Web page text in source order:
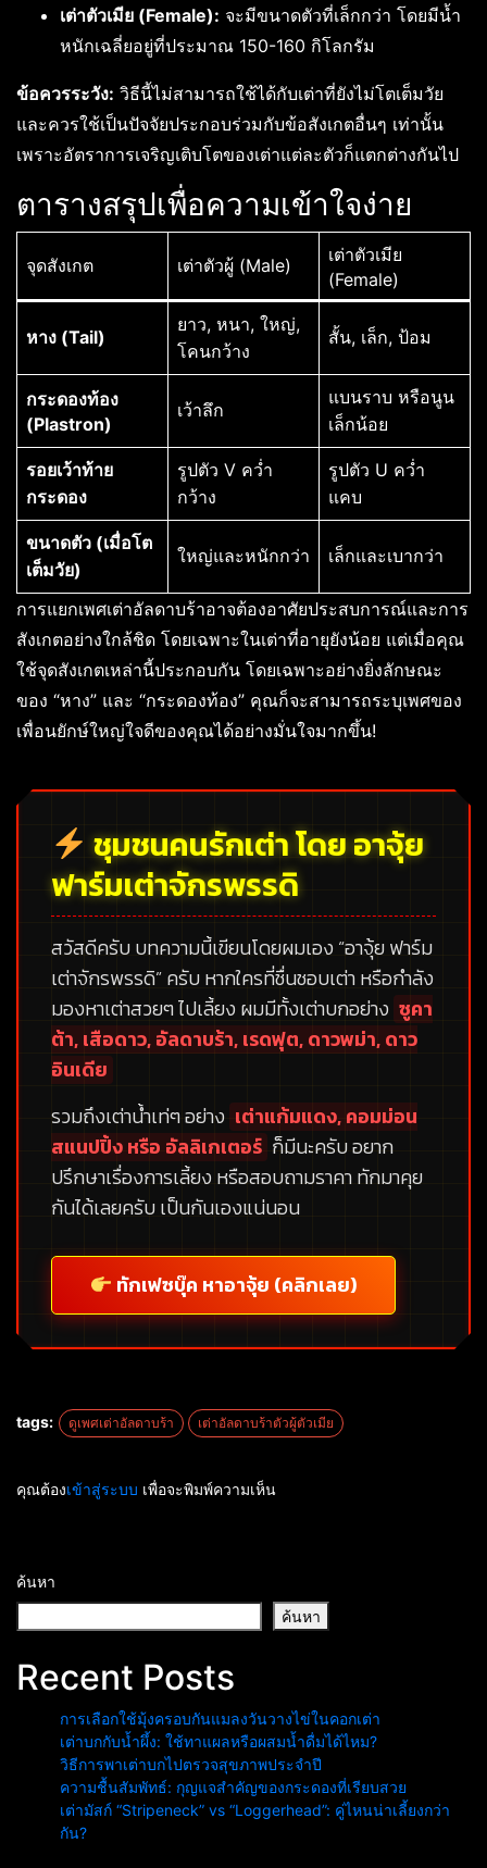
เต่าตัวเมีย (Female): จะมีขนาดตัวที่เล็กกว่า โดยมีน้ำ
หนักเฉลี่ยอยู่ที่ประมาณ 150-160 กิโลกรัม
ข้อควรระวัง: วิธีนี้ไม่สามารถใช้ได้กับเต่าที่ยังไม่โตเต็มวัย
และควรใช้เป็นปัจจัยประกอบร่วมกับข้อสังเกตอื่นๆ เท่านั้น
เพราะอัตราการเจริญเติบโตของเต่าแต่ละตัวก็แตกต่างกันไป
ตารางสรุปเพื่อความเข้าใจง่าย
จุดสังเกต เต่าตัวผู้ (Male)
เต่าตัวเมีย
(Female)
หาง (Tail)
ยาว, หนา, ใหญ่,
โคนกว้าง
สั้น, เล็ก, ป้อม
กระดองท้อง
(Plastron)
เว้าลึก
แบนราบ หรือนูน
เล็กน้อย
รอยเว้าท้าย
กระดอง
รูปตัว V คว่ำ
กว้าง
รูปตัว U คว่ำ
แคบ
ขนาดตัว (เมื่อโต
เต็มวัย)
ใหญ่และหนักกว่า เล็กและเบากว่า
การแยกเพศเต่าอัลดาบร้าอาจต้องอาศัยประสบการณ์และการ
สังเกตอย่างใกล้ชิด โดยเฉพาะในเต่าที่อายุยังน้อย แต่เมื่อคุณ
ใช้จุดสังเกตเหล่านี้ประกอบกัน โดยเฉพาะอย่างยิ่งลักษณะ
ของ “หาง” และ “กระดองท้อง” คุณก็จะสามารถระบุเพศของ
เพื่อนยักษ์ใหญ่ใจดีของคุณได้อย่างมั่นใจมากขึ้น!
ชุมชนคนรักเต่า โดย อาจุ้ย
ฟาร์มเต่าจักรพรรดิ
สวัสดีครับ บทความนี้เขียนโดยผมเอง “อาจุ้ย ฟาร์ม
เต่าจักรพรรดิ”ครับ หากใครที่ชื่นชอบเต่า หรือกำลัง
มองหาเต่าสวยๆ ไปเลี้ยง ผมมีทั้งเต่าบกอย่าง ซูคา
ต้า, เสือดาว, อัลดาบร้า, เรดฟุต, ดาวพม่า, ดาว
อินเดีย
รวมถึงเต่าน้ำเท่ๆ อย่าง เต่าแก้มแดง, คอมม่อน
สแนปปิ้ง หรือ อัลลิเกเตอร์ ก็มีนะครับ อยาก
ปรึกษาเรื่องการเลี้ยง หรือสอบถามราคา ทักมาคุย
กันได้เลยครับ เป็นกันเองแน่นอน
ทักเฟซบุ๊ค หาอาจุ้ย (คลิกเลย)
tags: ดูเพศเต่าอัลดาบร้า เต่าอัลดาบร้าตัวผู้ตัวเมีย
คุณต้องเข้าสู่ระบบ เพื่อจะพิมพ์ความเห็น
ค้นหา
ค้นหา
Recent Posts
การเลือกใช้มุ้งครอบกันแมลงวันวางไข่ในคอกเต่า
เต่าบกกับน้ำผึ้ง: ใช้ทาแผลหรือผสมน้ำดื่มได้ไหม?
วิธีการพาเต่าบกไปตรวจสุขภาพประจำปี
ความชื้นสัมพัทธ์: กุญแจสำคัญของกระดองที่เรียบสวย
เต่ามัสก์ “Stripeneck” vs “Loggerhead”: คู่ไหนน่าเลี้ยงกว่า
กัน?